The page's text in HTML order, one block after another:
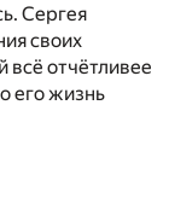
Сергея
своих
всё отчётливее
его жизнь